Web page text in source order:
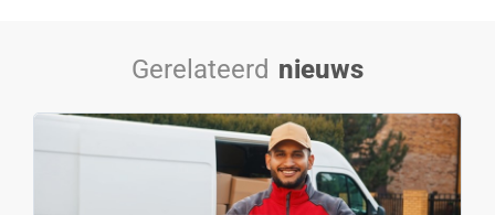
Gerelateerd nieuws